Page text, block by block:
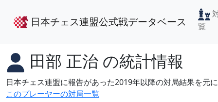
日本チェス連盟公式戦データベース
覧
田部 正治 の統計情報
日本チェス連盟に報告があった2019年以降の対局結果を元
このプレーヤーの対局一覧